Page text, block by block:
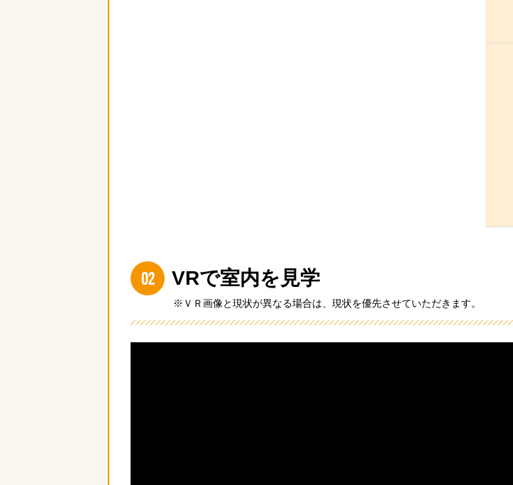
02 VRで室内を見学
※ＶＲ画像と現状が異なる場合は、現状を優先させていただきます。